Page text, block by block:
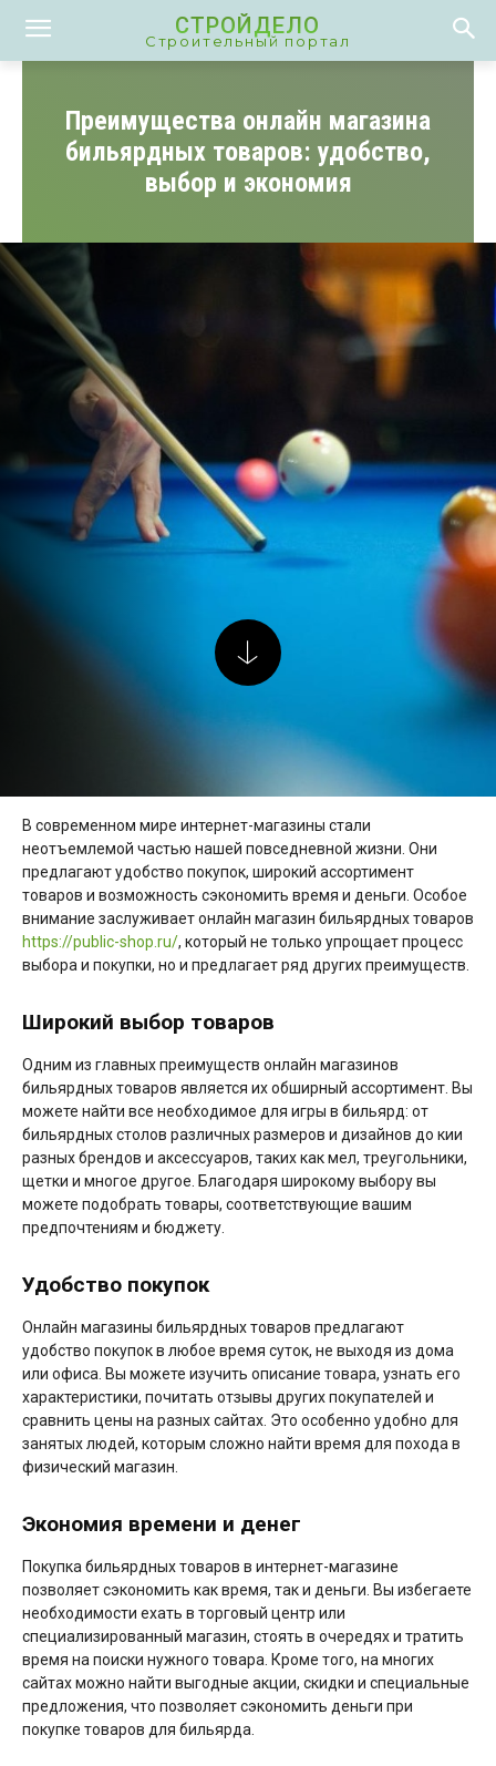
СТРОЙДЕЛО
Строительный портал
Преимущества онлайн магазина
бильярдных товаров: удобство,
выбор и экономия
В современном мире интернет-магазины стали
неотъемлемой частью нашей повседневной жизни. Они
предлагают удобство покупок, широкий ассортимент
товаров и возможность сэкономить время и деньги. Особое
внимание заслуживает онлайн магазин бильярдных товаров
https://public-shop.ru/, который не только упрощает процесс
выбора и покупки, но и предлагает ряд других преимуществ.
Широкий выбор товаров
Одним из главных преимуществ онлайн магазинов
бильярдных товаров является их обширный ассортимент. Вы
можете найти все необходимое для игры в бильярд: от
бильярдных столов различных размеров и дизайнов до кии
разных брендов и аксессуаров, таких как мел, треугольники,
щетки и многое другое. Благодаря широкому выбору вы
можете подобрать товары, соответствующие вашим
предпочтениям и бюджету.
Удобство покупок
Онлайн магазины бильярдных товаров предлагают
удобство покупок в любое время суток, не выходя из дома
или офиса. Вы можете изучить описание товара, узнать его
характеристики, почитать отзывы других покупателей и
сравнить цены на разных сайтах. Это особенно удобно для
занятых людей, которым сложно найти время для похода в
физический магазин.
Экономия времени и денег
Покупка бильярдных товаров в интернет-магазине
позволяет сэкономить как время, так и деньги. Вы избегаете
необходимости ехать в торговый центр или
специализированный магазин, стоять в очередях и тратить
время на поиски нужного товара. Кроме того, на многих
сайтах можно найти выгодные акции, скидки и специальные
предложения, что позволяет сэкономить деньги при
покупке товаров для бильярда.